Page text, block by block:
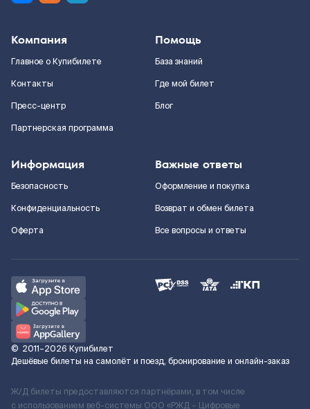
Компания
Главное о Купибилете
Контакты
Пресс-центр
Партнерская программа
Помощь
База знаний
Где мой билет
Блог
Информация
Безопасность
Конфиденциальность
Оферта
Важные ответы
Оформление и покупка
Возврат и обмен билета
Все вопросы и ответы
© 2011–2026 Купибилет
Дешёвые билеты на самолёт и поезд, бронирование и онлайн-заказ
Ж/Д билеты предоставляются партнёрами, в том числе
с использованием веб-системы ООО «РЖД – Цифровые